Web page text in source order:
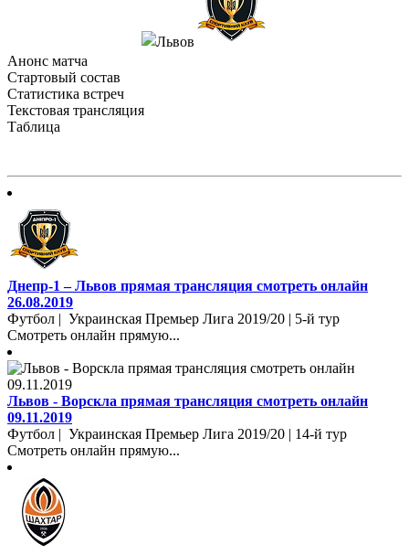
Анонс матча
Стартовый состав
Статистика встреч
Текстовая трансляция
Таблица
Днепр-1 – Львов прямая трансляция смотреть онлайн
26.08.2019
Футбол | Украинская Премьер Лига 2019/20 | 5-й тур
Смотреть онлайн прямую...
Львов - Ворскла прямая трансляция смотреть онлайн
09.11.2019
Футбол | Украинская Премьер Лига 2019/20 | 14-й тур
Смотреть онлайн прямую...